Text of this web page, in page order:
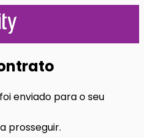
enviado para o seu
prosseguir.